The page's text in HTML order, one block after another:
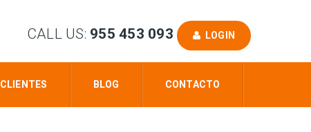
CALL US: 955 453 093 LOGIN
CLIENTES BLOG CONTACTO